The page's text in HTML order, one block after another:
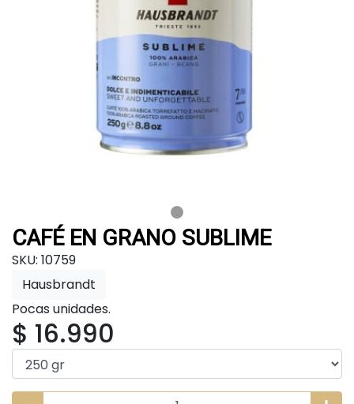
CAFÉ EN GRANO SUBLIME
SKU: 10759
Hausbrandt
Pocas unidades.
$ 16.990